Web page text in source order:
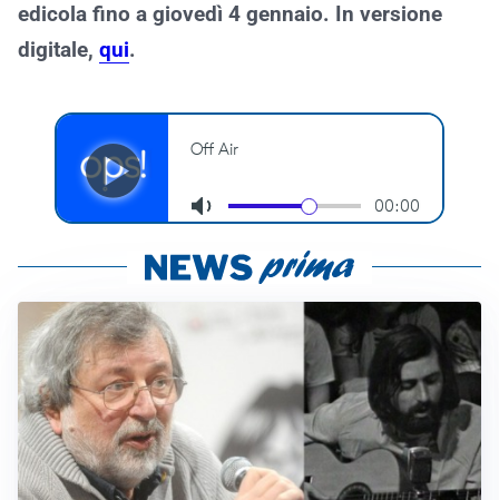
edicola fino a giovedì 4 gennaio. In versione
digitale, qui.